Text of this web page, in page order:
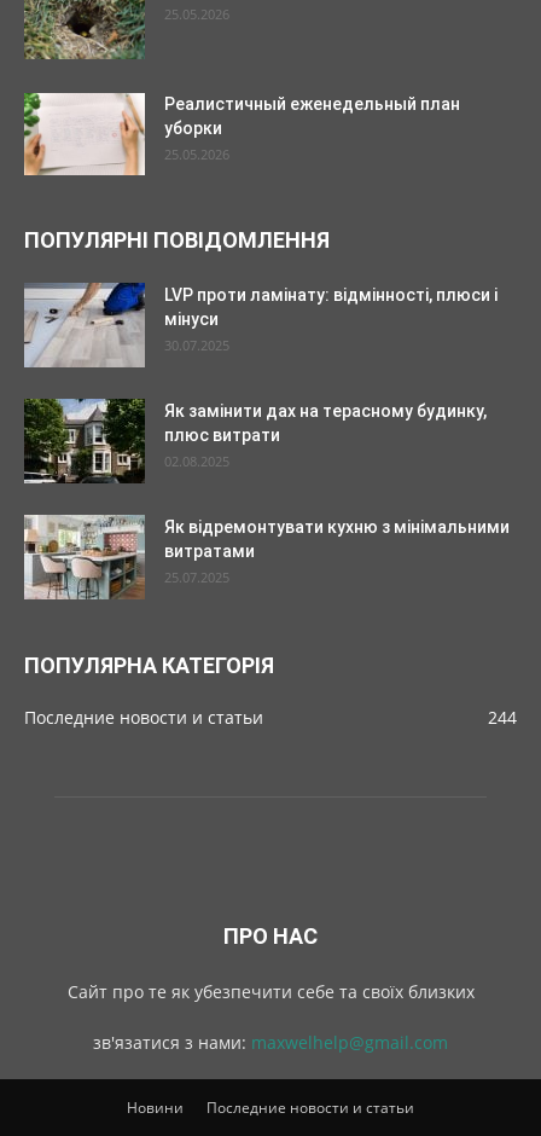
25.05.2026
Реалистичный еженедельный план
уборки
25.05.2026
ПОПУЛЯРНІ ПОВІДОМЛЕННЯ
LVP проти ламінату: відмінності, плюси і
мінуси
30.07.2025
Як замінити дах на терасному будинку,
плюс витрати
02.08.2025
Як відремонтувати кухню з мінімальними
витратами
25.07.2025
ПОПУЛЯРНА КАТЕГОРІЯ
Последние новости и статьи 244
ПРО НАС
Cайт про те як убезпечити себе та своїх близких
зв'язатися з нами: maxwelhelp@gmail.com
Новини Последние новости и статьи